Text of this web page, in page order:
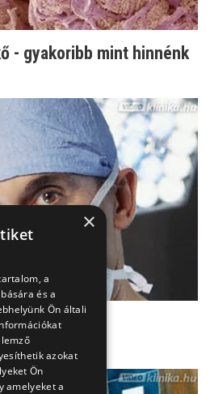
- gyakoribb mint hinnénk
×
a
és a
Ön általi
azokat
Ön
amelyeket a